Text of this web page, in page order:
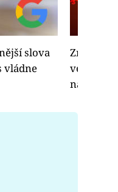
slova
vládne
velkým
na něj